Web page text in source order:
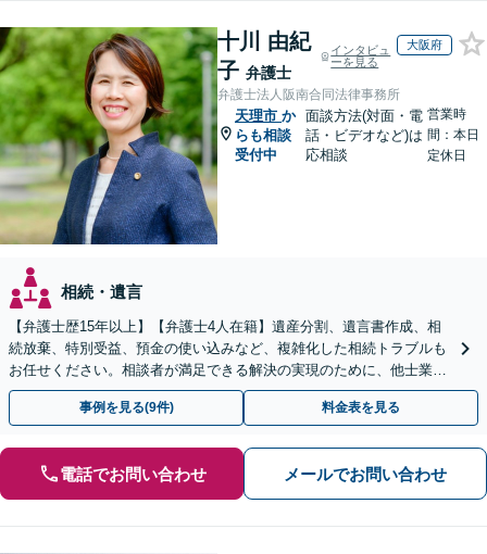
十川 由紀
子 弁護士
インタビュ
ーを見る
大阪府
弁護士法人阪南合同法律事務所
天理市 か
らも相談
受付中
面談方法(対面・電
話・ビデオなど)は
応相談
営業時
間：本日
定休日
相続・遺言
【弁護士歴15年以上】【弁護士4人在籍】遺産分割、遺言書作成、相
続放棄、特別受益、預金の使い込みなど、複雑化した相続トラブルも
お任せください。相談者が満足できる解決の実現のために、他士業と
連携し最善を尽くします【完全個室】
事例を見る(9件) 料金表を見る
電話でお問い合わせ メールでお問い合わせ